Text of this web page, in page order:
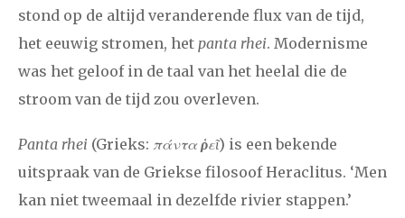
2014 augustus september oktober november
december
2013
januari februari maart april
augustus september oktober november
december
stond op de altijd veranderende flux van de tijd,
het eeuwig stromen, het panta rhei. Modernisme
was het geloof in de taal van het heelal die de
stroom van de tijd zou overleven.
Panta rhei (Grieks: πάνταῥεῖ) is een bekende
uitspraak van de Griekse filosoof Heraclitus. ‘Men
kan niet tweemaal in dezelfde rivier stappen.’